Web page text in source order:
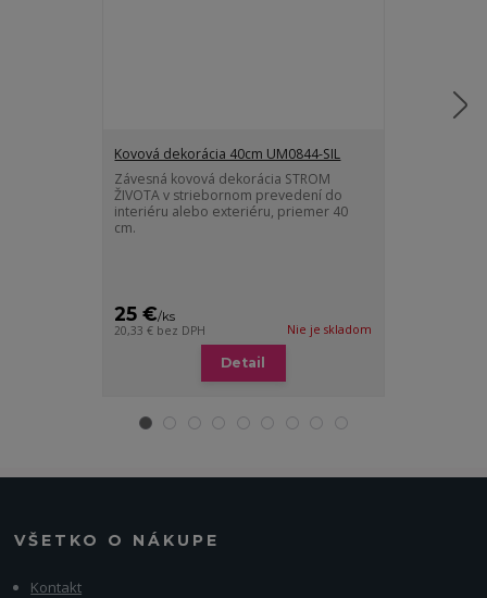
Kovová dekorácia 40cm UM0844-SIL
Závesná kovová dekorácia STROM
ŽIVOTA v striebornom prevedení do
interiéru alebo exteriéru, priemer 40
cm.
25 €/ks
20,33 € bez DPH Nie je skladom
Detail
VŠETKO O NÁKUPE
Kontakt